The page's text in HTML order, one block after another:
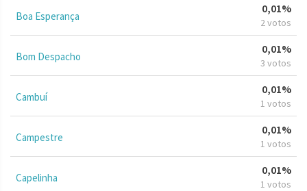
Boa Esperança
0,01%
2 votos
Bom Despacho
0,01%
3 votos
Cambuí
0,01%
1 votos
Campestre
0,01%
1 votos
Capelinha
0,01%
1 votos